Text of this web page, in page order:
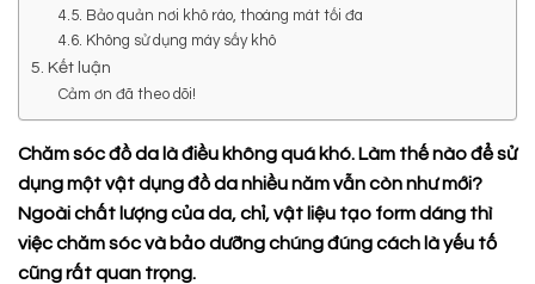
4.5. Bảo quản nơi khô ráo, thoáng mát tối đa
4.6. Không sử dụng máy sấy khô
5. Kết luận
Cảm ơn đã theo dõi!
Chăm sóc đồ da là điều không quá khó. Làm thế nào để sử
dụng một vật dụng đồ da nhiều năm vẫn còn như mới?
Ngoài chất lượng của da, chỉ, vật liệu tạo form dáng thì
việc chăm sóc và bảo dưỡng chúng đúng cách là yếu tố
cũng rất quan trọng.